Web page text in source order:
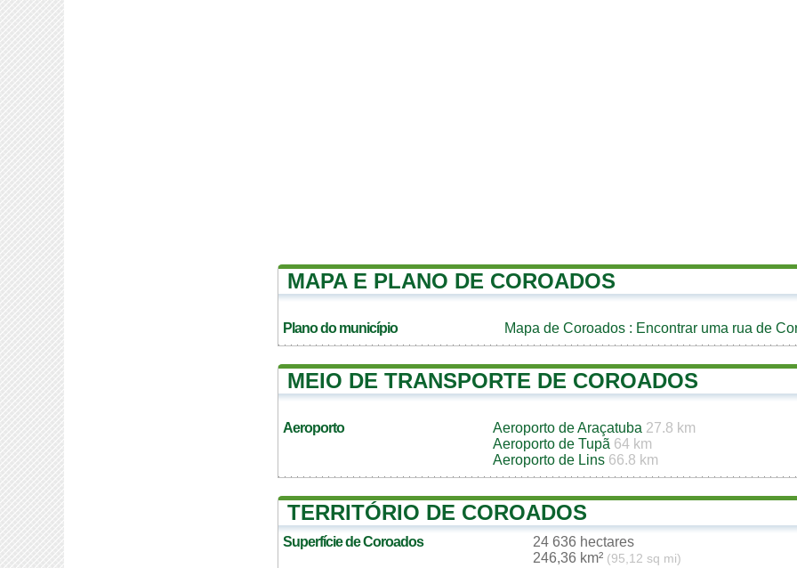
MAPA E PLANO DE COROADOS
Plano do município Mapa de Coroados : Encontrar uma rua de
MEIO DE TRANSPORTE DE COROADOS
Aeroporto Aeroporto de Araçatuba 27.8 km
Aeroporto de Tupã 64 km
Aeroporto de Lins 66.8 km
TERRITÓRIO DE COROADOS
Superfície de Coroados
24 636 hectares
246,36 km² (95,12 sq mi)